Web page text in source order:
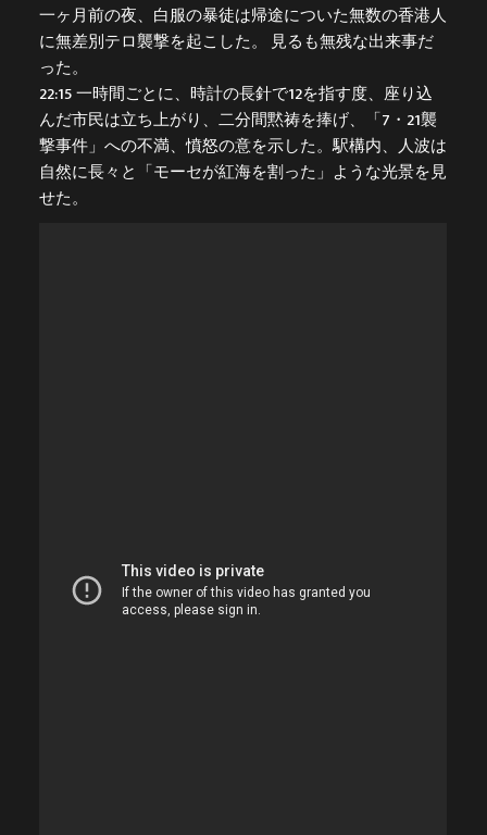
一ヶ月前の夜、白服の暴徒は帰途についた無数の香港人
に無差別テロ襲撃を起こした。 見るも無残な出来事だ
った。
22:15 一時間ごとに、時計の長針で12を指す度、座り込
んだ市民は立ち上がり、二分間黙祷を捧げ、「7・21襲
撃事件」への不満、憤怒の意を示した。駅構内、人波は
自然に長々と「モーセが紅海を割った」ような光景を見
せた。